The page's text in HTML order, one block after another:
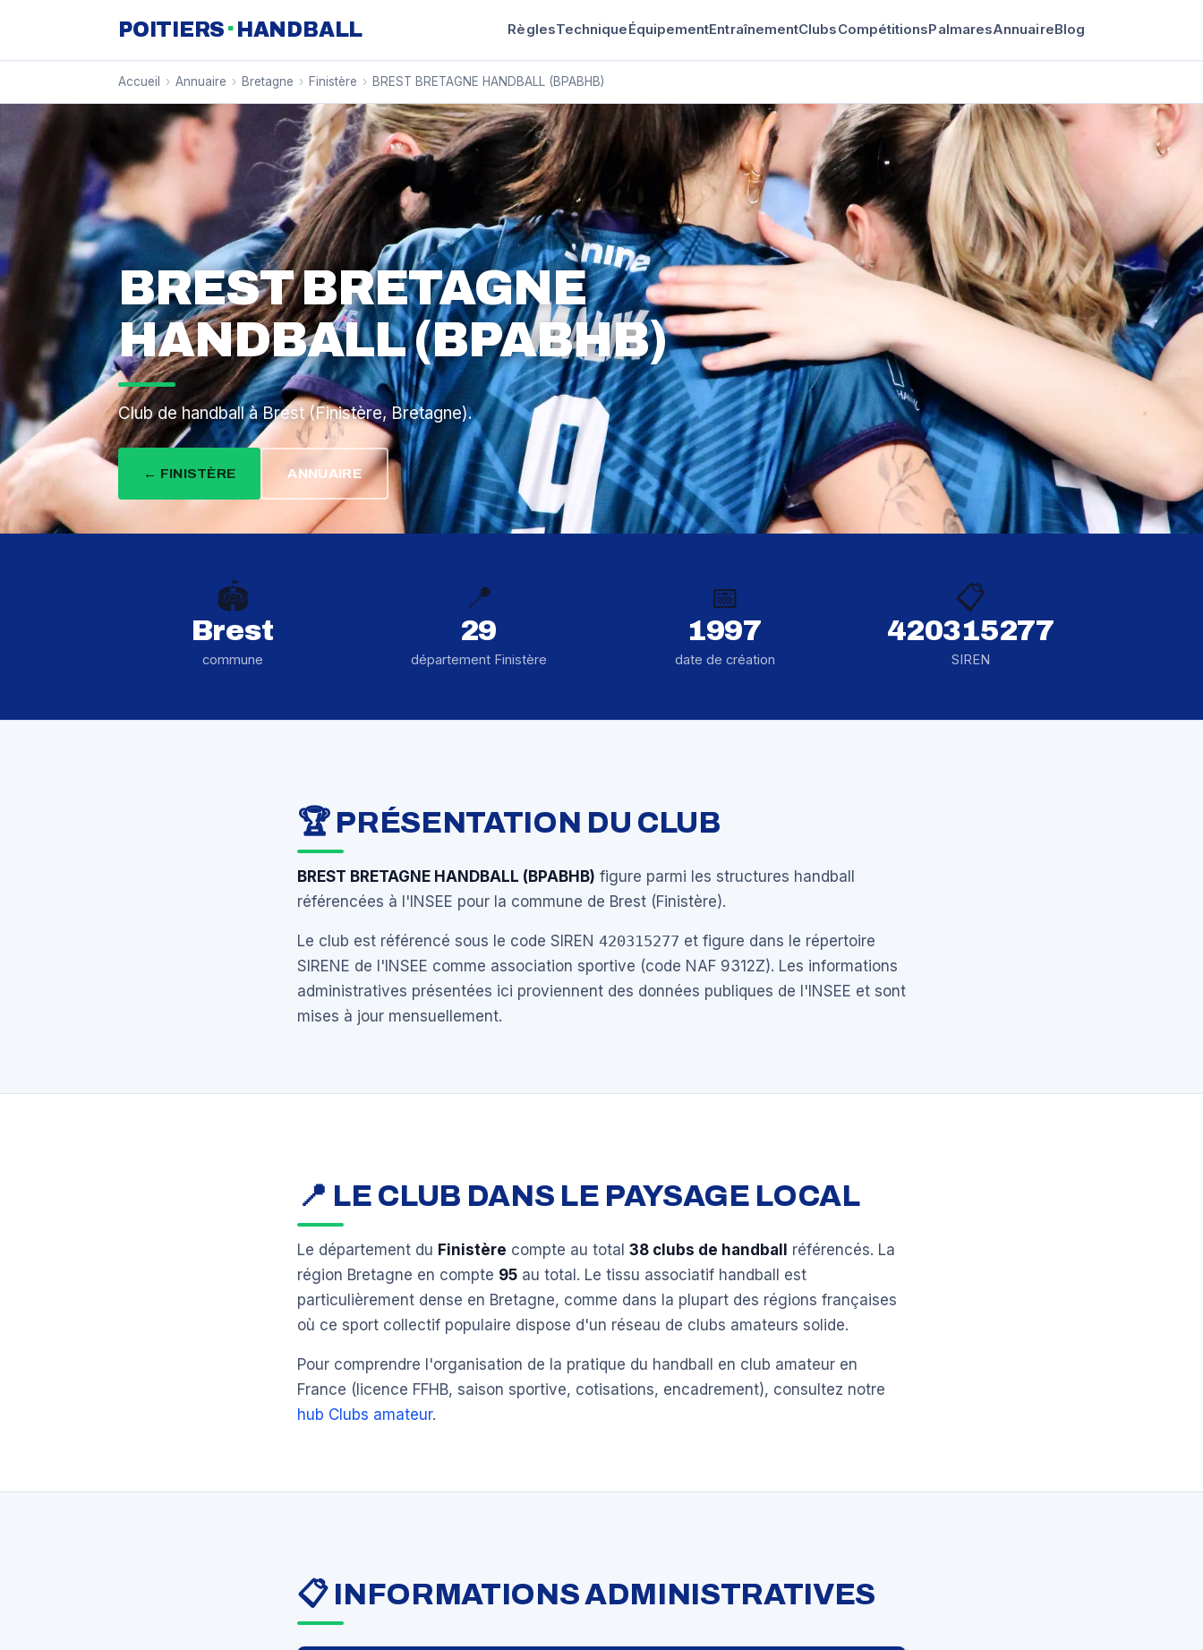
POITIERS · HANDBALL RèglesTechniqueÉquipementEntraînementClubsCompétitionsPalmaresAnnuaireBlog
Accueil › Annuaire › Bretagne › Finistère › BREST BRETAGNE HANDBALL (BPABHB)
BREST BRETAGNE
HANDBALL (BPABHB)
Club de handball à Brest (Finistère, Bretagne).
← FINISTÈRE ANNUAIRE
🏟️
Brest
commune
📍
29
département Finistère
📅
1997
date de création
📋
420315277
SIREN
🏆 PRÉSENTATION DU CLUB
BREST BRETAGNE HANDBALL (BPABHB) figure parmi les structures handball
référencées à l'INSEE pour la commune de Brest (Finistère).
Le club est référencé sous le code SIREN 420315277 et figure dans le répertoire
SIRENE de l'INSEE comme association sportive (code NAF 9312Z). Les informations
administratives présentées ici proviennent des données publiques de l'INSEE et sont
mises à jour mensuellement.
📍 LE CLUB DANS LE PAYSAGE LOCAL
Le département du Finistère compte au total 38 clubs de handball
référencés. La
région Bretagne en compte 95 au total. Le tissu associatif handball est
particulièrement dense en Bretagne, comme dans la plupart des régions françaises
où ce sport collectif populaire dispose d'un réseau de clubs amateurs solide.
Pour comprendre l'organisation de la pratique du handball en club amateur en
France (licence FFHB, saison sportive, cotisations, encadrement), consultez notre
hub Clubs amateur.
📋 INFORMATIONS ADMINISTRATIVES